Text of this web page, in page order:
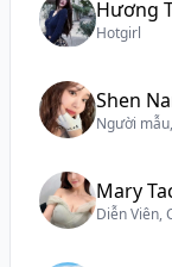
Hương
Hotgirl
Shen
Người
Mary
Diễn Viên,